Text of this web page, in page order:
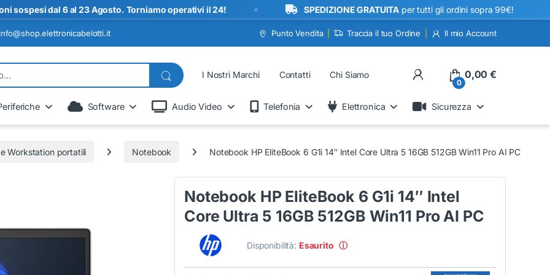
dal 6 al 23 Agosto. Torniamo operativi il 24! • SPEDIZIONE GRATUITAper tutti gli ordini sopra 99€! •
info@shop.elettronicabelotti.it Punto Vendita Traccia il tuo Ordine Il mio Account
I Nostri Marchi Contatti Chi Siamo My Account
0
0,00€
Software Audio Video Telefonia Elettronica Sicurezza
Workstation portatili Notebook Notebook HP EliteBook 6 G1i 14″ Intel Core Ultra 5 16GB 512GB Win11 Pro AI PC
Notebook HP EliteBook 6 G1i 14″ Intel
Core Ultra 5 16GB 512GB Win11 Pro AI PC
Disponibilità: Esaurito ⓘ